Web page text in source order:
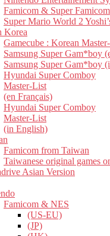
Famicom & Super Famicom
Super Mario World 2
Korea
Gamecube : Korean
Samsung Super Gam*boy
Samsung Super Gam*boy
Hyundai Super Comboy
Master-List
(en Français)
Hyundai Super Comboy
Master-List
(in English)
Famicom from Taiwan
Taiwanese original games
Asian Version
Famicom & NES
(US-EU)
(JP)